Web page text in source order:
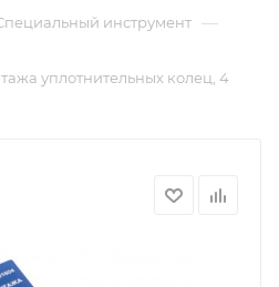
инструмент —
уплотнительных колец, 4